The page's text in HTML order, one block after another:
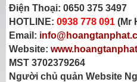
Điện Thoại: 0650 375 3497
HOTLINE: 0938 778 091 (Mr
Email:
Website:
MST 3702379264
Người chủ quản Website